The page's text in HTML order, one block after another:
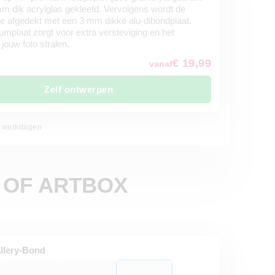
dik acrylglas gekleefd. Vervolgens wordt de
afgedekt met een 3 mm dikke alu-dibondplaat.
zorgt voor extra versteviging en het
foto stralen.
vanaf€ 19,99
Zelf ontwerpen
ARTBOX
Bond